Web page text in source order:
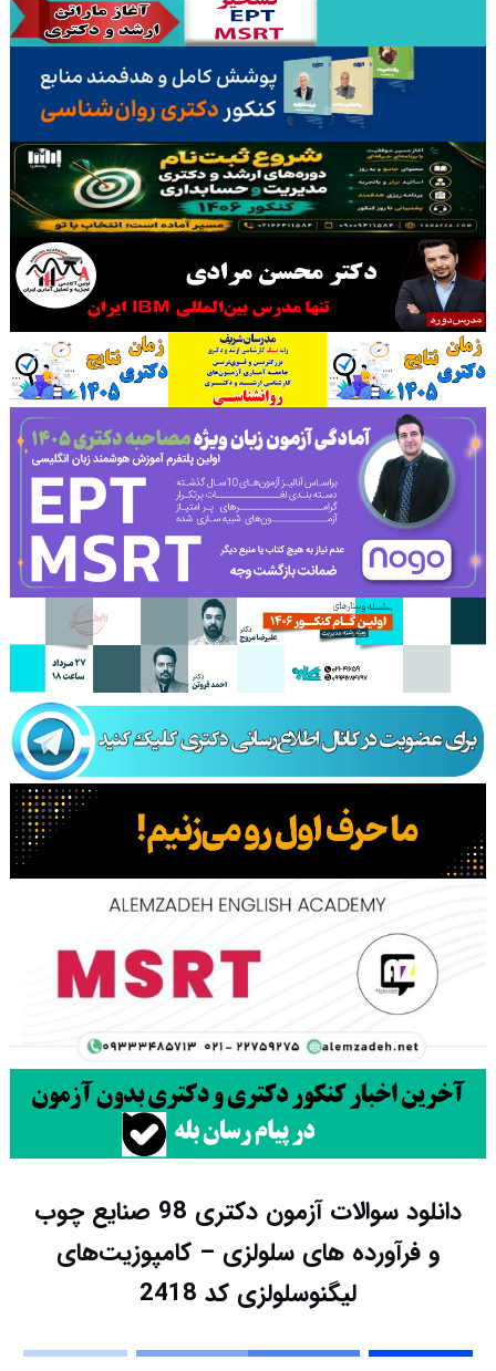
دانلود سوالات آزمون دکتری 98 صنایع چوب
و فرآورده های سلولزی – کامپوزیت‌های
لیگنوسلولزی کد 2418